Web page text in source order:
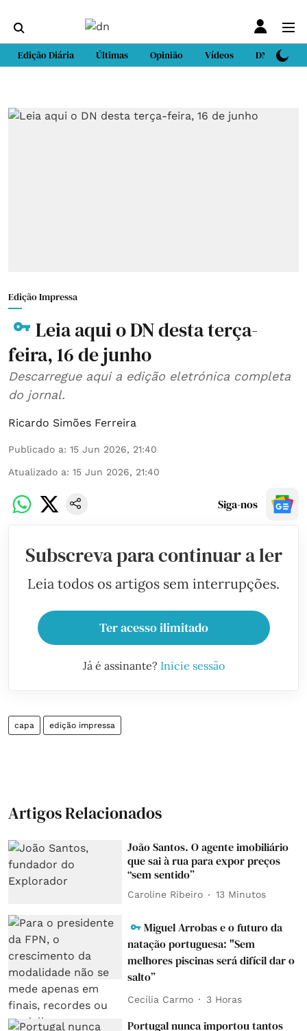
Edição Diária Últimas Opinião Vídeos DN Sport
Edição Impressa
Leia aqui o DN desta terça-
feira, 16 de junho
Descarregue aqui a edição eletrónica completa
do jornal.
Ricardo Simões Ferreira
Publicado a: 15 Jun 2026, 21:40
Atualizado a: 15 Jun 2026, 21:40
Siga-nos
Subscreva para continuar a ler
Leia todos os artigos sem interrupções.
Ter acesso ilimitado
Já é assinante? Inicie sessão
capa edição impressa
Artigos Relacionados
João Santos. O agente imobiliário
que sai à rua para expor preços
“sem sentido”
Caroline Ribeiro 13 Minutos
Miguel Arrobas e o futuro da
natação portuguesa: "Sem
melhores piscinas será difícil dar o
salto”
Cecília Carmo 3 Horas
Portugal nunca importou tantos